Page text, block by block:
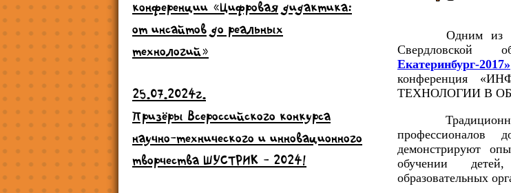
конференции «Цифровая дидактика:
от инсайтов до реальных
технологий»
25.07.2024г.
Призёры Всероссийского конкурса
научно-технического и инновационного
творчества ШУСТРИК - 2024!
Одним из
Свердловской
Екатеринбург-2017»
конференция
ТЕХНОЛОГИИ В
профессионалов
демонстрируют
обучении
образовательных